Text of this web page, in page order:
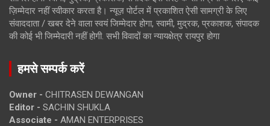
ज़िम्मेदार नहीं स्वीकार करता है। न्यूज़ पोर्टल में प्रकाशित ऐसी सामग्री के लिए
संवाददाता / खबर देने वाला स्वयं जिम्मेदार होगा, स्वामी, मुद्रक, प्रकाशक, संपादक
की कोई भी जिम्मेदारी नहीं होगी. सभी विवादों का न्यायक्षेत्र रायपुर होगा
हमसे सम्पर्क करें
Owner - CHITRASEN DEWANGAN
Editor - SACHIN SHUKLA
Associate - AMAN ENTERPRISES